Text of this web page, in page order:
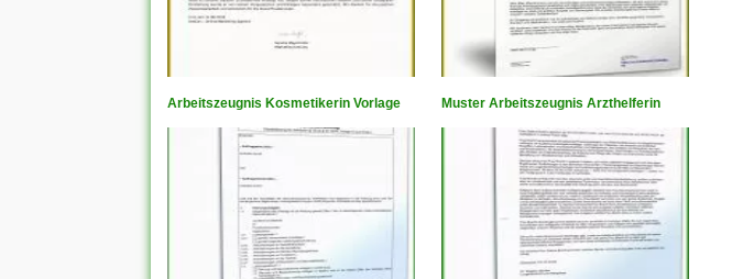
Arbeitszeugnis Kosmetikerin Vorlage Muster Arbeitszeugnis Arzthelferin